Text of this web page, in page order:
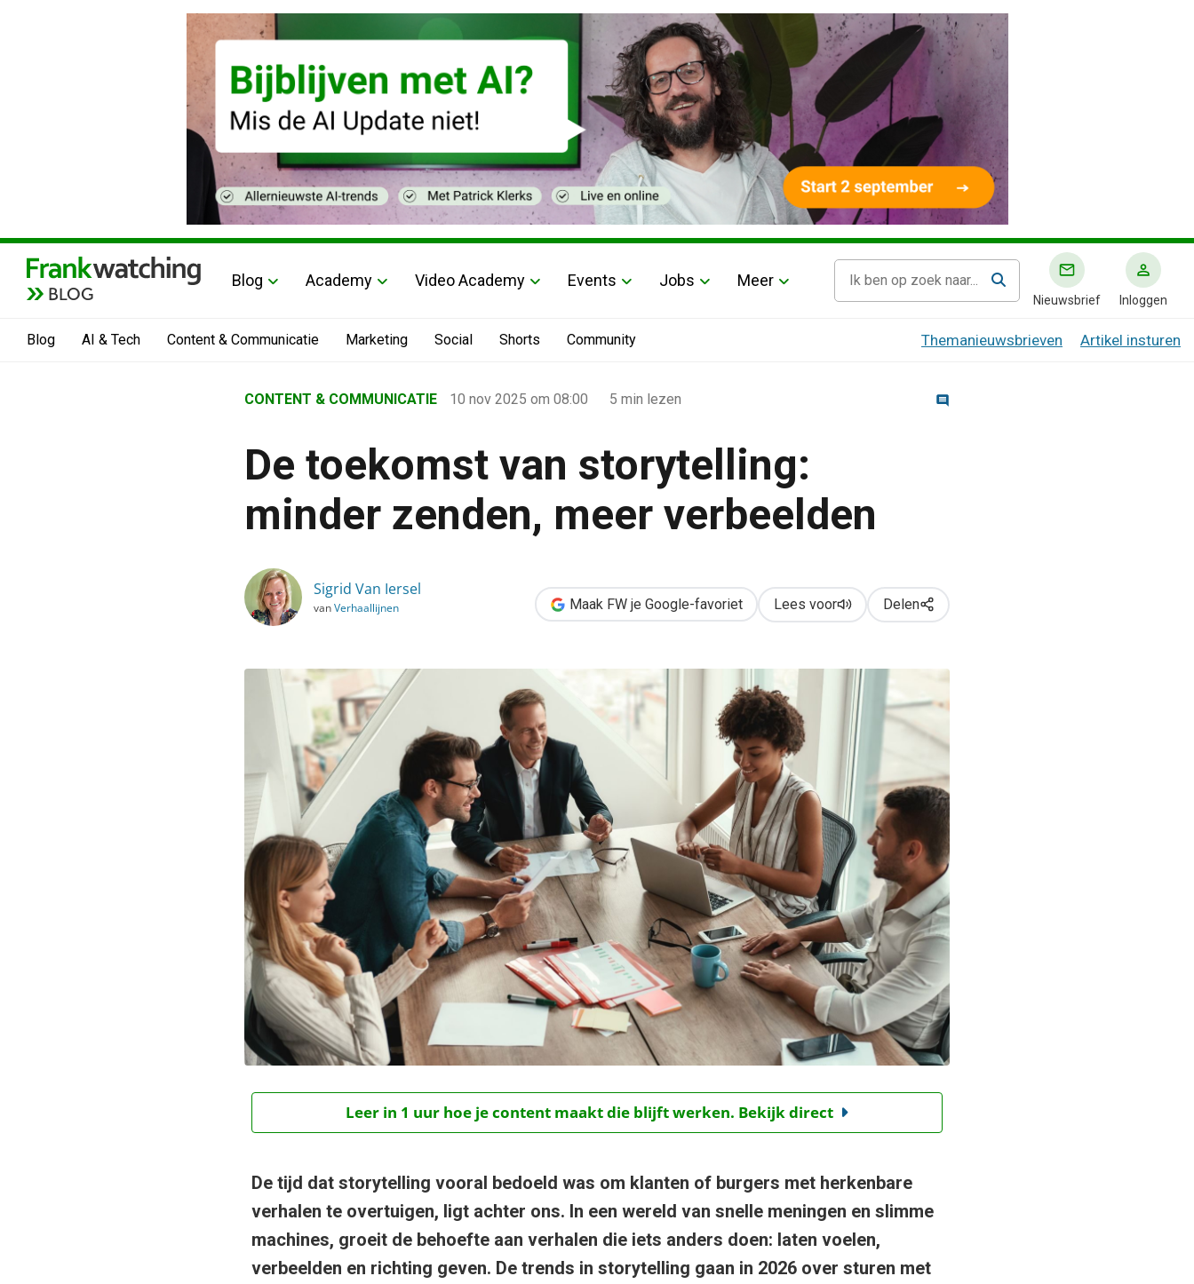
BLOG
Blog Academy Video Academy Events Jobs Meer
Nieuwsbrief Inloggen
Blog AI & Tech Content & Communicatie Marketing Social Shorts Community Themanieuwsbrieven Artikel insturen
›
Content & Communicatie
›
CONTENT & COMMUNICATIE 10 nov 2025 om 08:00 5 min lezen
De toekomst van storytelling:
minder zenden, meer verbeelden
Sigrid Van Iersel
vanVerhaallijnen Maak FW je Google-favoriet Lees voor Delen
Leer in 1 uur hoe je content maakt die blijft werken. Bekijk direct
De tijd dat storytelling vooral bedoeld was om klanten of burgers met herkenbare
verhalen te overtuigen, ligt achter ons. In een wereld van snelle meningen en slimme
machines, groeit de behoefte aan verhalen die iets anders doen: laten voelen,
verbeelden en richting geven. De trends in storytelling gaan in 2026 over sturen met